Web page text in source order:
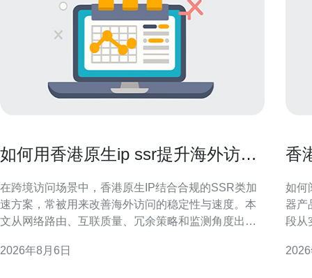
如何用香港原生ip ssr提升海外访问
在跨境访问场景中，香港原生IP结合合规的SSR类加
速方案，常被用来改善海外访问的稳定性与速度。本
文从网络路由、互联质量、冗余策略和监测角度出
在合法合规前提下优化访问体验。 为什么选择香港原
2026年8月6日
香
如何阅
器产
段从
明栏